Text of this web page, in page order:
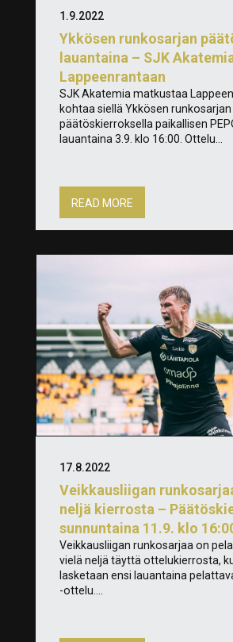
Ykkösen runkosarjan
lauantaina – SJK
Lappeenrantaan
1.9.2022
SJK Akatemia matkustaa
kohtaa siellä Ykkösen runkosarjan
päätöskierroksella paikallisen
lauantaina 3.9. klo 16:00. Ottelu...
READ MORE
Veikkausliigan
neljä kierrosta –
sunnuntaina 11.9. klo
17.8.2022
Veikkausliigan runkosarjaa on
vielä neljä täyttä ottelukierrosta,
lasketaan ensi lauantaina
-ottelu....